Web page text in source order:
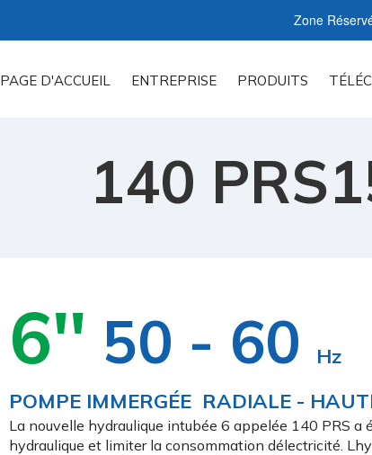
Zone
PAGE D'ACCUEIL ENTREPRISE PRODUITS
140
6'' 50 - 60
Hz
POMPE IMMERGÉE RADIALE -
La nouvelle hydraulique intubée 6 appelée 140 PRS
hydraulique et limiter la consommation délectricité.